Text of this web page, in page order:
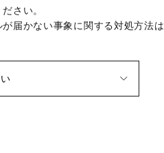
さい。
届かない事象に関する対処方法は